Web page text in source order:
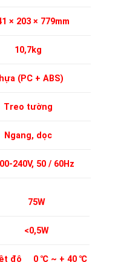
× 203 × 779mm
10,7kg
(PC + ABS)
Treo tường
Ngang, dọc
240V, 50 / 60Hz
75W
<0,5W
độ 0 ℃ ~ + 40 ℃